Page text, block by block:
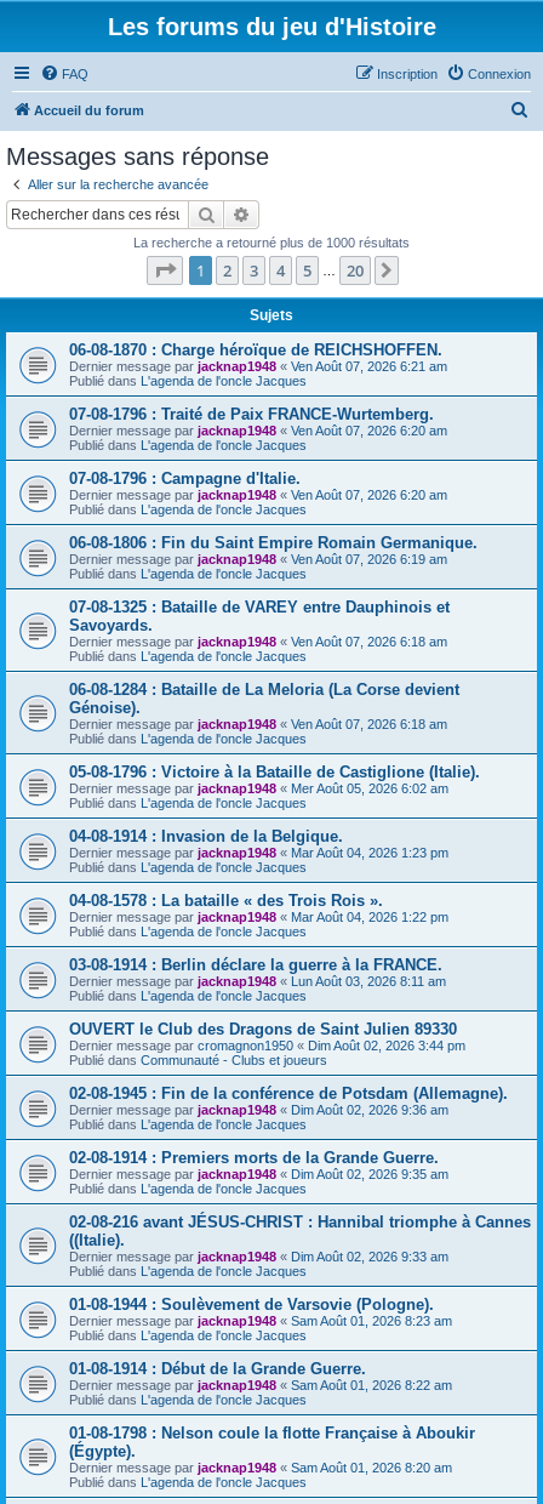
Les forums du jeu d'Histoire
FAQ Connexion
Inscription
Accueil du forum
Messages sans réponse
Aller sur la recherche avancée
Rechercher
La recherche a retourné plus de 1000 résultats
Page 1sur20
1 2 3 4 5 20
Sujets
06-08-1870 : Charge héroïque de REICHSHOFFEN.
Dernier message par jacknap1948 « Ven Août 07, 2026 6:21 am
Publié dans L'agenda de l'oncle Jacques
07-08-1796 : Traité de Paix FRANCE-Wurtemberg.
Dernier message par jacknap1948 « Ven Août 07, 2026 6:20 am
Publié dans L'agenda de l'oncle Jacques
07-08-1796 : Campagne d'Italie.
Dernier message par jacknap1948 « Ven Août 07, 2026 6:20 am
Publié dans L'agenda de l'oncle Jacques
06-08-1806 : Fin du Saint Empire Romain Germanique.
Dernier message par jacknap1948 « Ven Août 07, 2026 6:19 am
Publié dans L'agenda de l'oncle Jacques
07-08-1325 : Bataille de VAREY entre Dauphinois et
Savoyards.
Dernier message par jacknap1948 « Ven Août 07, 2026 6:18 am
Publié dans L'agenda de l'oncle Jacques
06-08-1284 : Bataille de La Meloria (La Corse devient
Génoise).
Dernier message par jacknap1948 « Ven Août 07, 2026 6:18 am
Publié dans L'agenda de l'oncle Jacques
05-08-1796 : Victoire à la Bataille de Castiglione (Italie).
Dernier message par jacknap1948 « Mer Août 05, 2026 6:02 am
Publié dans L'agenda de l'oncle Jacques
04-08-1914 : Invasion de la Belgique.
Dernier message par jacknap1948 « Mar Août 04, 2026 1:23 pm
Publié dans L'agenda de l'oncle Jacques
04-08-1578 : La bataille « des Trois Rois ».
Dernier message par jacknap1948 « Mar Août 04, 2026 1:22 pm
Publié dans L'agenda de l'oncle Jacques
03-08-1914 : Berlin déclare la guerre à la FRANCE.
Dernier message par jacknap1948 « Lun Août 03, 2026 8:11 am
Publié dans L'agenda de l'oncle Jacques
OUVERT le Club des Dragons de Saint Julien 89330
Dernier message par cromagnon1950 « Dim Août 02, 2026 3:44 pm
Publié dans Communauté - Clubs et joueurs
02-08-1945 : Fin de la conférence de Potsdam (Allemagne).
Dernier message par jacknap1948 « Dim Août 02, 2026 9:36 am
Publié dans L'agenda de l'oncle Jacques
02-08-1914 : Premiers morts de la Grande Guerre.
Dernier message par jacknap1948 « Dim Août 02, 2026 9:35 am
Publié dans L'agenda de l'oncle Jacques
02-08-216 avant JÉSUS-CHRIST : Hannibal triomphe à Cannes
((Italie).
Dernier message par jacknap1948 « Dim Août 02, 2026 9:33 am
Publié dans L'agenda de l'oncle Jacques
01-08-1944 : Soulèvement de Varsovie (Pologne).
Dernier message par jacknap1948 « Sam Août 01, 2026 8:23 am
Publié dans L'agenda de l'oncle Jacques
01-08-1914 : Début de la Grande Guerre.
Dernier message par jacknap1948 « Sam Août 01, 2026 8:22 am
Publié dans L'agenda de l'oncle Jacques
01-08-1798 : Nelson coule la flotte Française à Aboukir
(Égypte).
Dernier message par jacknap1948 « Sam Août 01, 2026 8:20 am
Publié dans L'agenda de l'oncle Jacques